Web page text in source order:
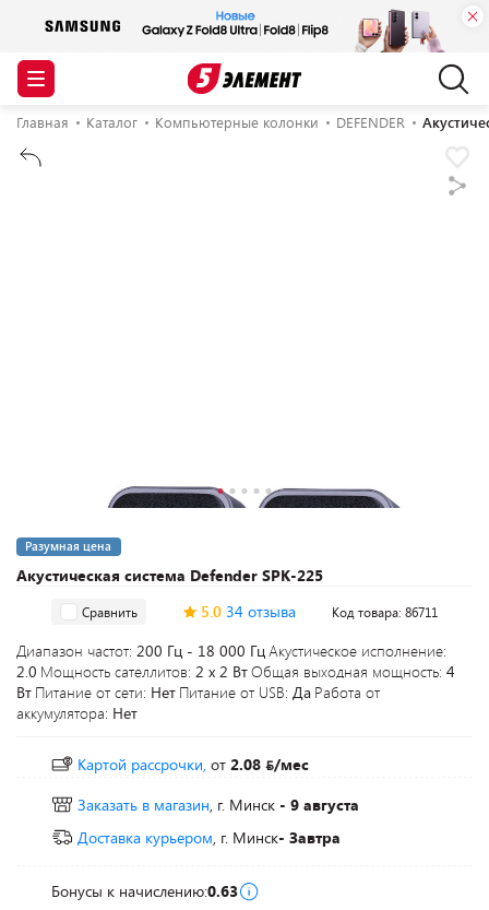
Главная Каталог Компьютерные колонки DEFENDER
Акустическая система Defender SPK-225
Разумная цена
Сравнить 5.0 34 отзыва Код товара: 86711
Диапазон частот: 200 Гц - 18 000 ГцАкустическое исполнение:
2.0 Мощность сателлитов: 2 x 2 ВтОбщая выходная мощность: 4
Вт Питание от сети: Нет Питание от USB: Да Работа от
аккумулятора: Нет
Картой рассрочки, от 2.08
/мес
Заказать в магазин, г. Минск - 9 августа
Доставка курьером, г. Минск- Завтра
Бонусы к начислению:0.63